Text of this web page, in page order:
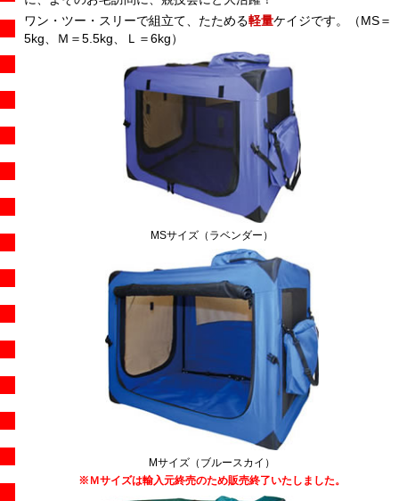
ワン・ツー・スリーで組立て、たためる軽量ケイジです。（MS＝
5kg、Ｍ＝5.5kg、Ｌ＝6kg）
MSサイズ（ラベンダー）
Mサイズ（ブルースカイ）
※Ｍサイズは輸入元終売のため販売終了いたしました。